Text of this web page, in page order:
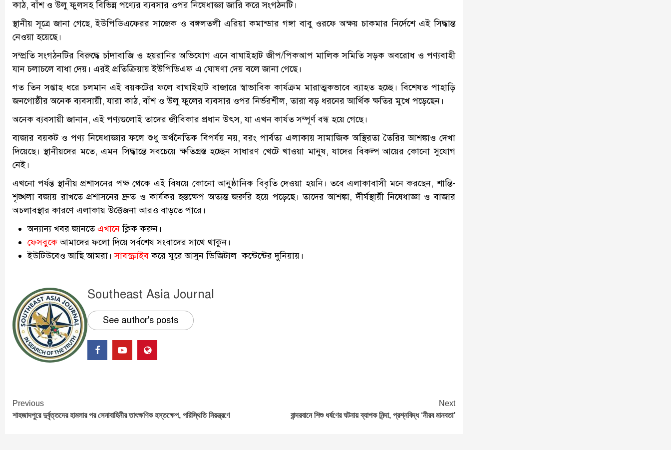
কাঠ, বাঁশ ও উলু ফুলসহ বিভিন্ন পণ্যের ব্যবসার ওপর নিষেধাজ্ঞা জারি করে সংগঠনটি।
স্থানীয় সূত্রে জানা গেছে, ইউপিডিএফেরর সাজেক ও বঙ্গলতলী এরিয়া কমান্ডার গঙ্গা বাবু ওরফে অক্ষয় চাকমার নির্দেশে এই সিদ্ধান্ত
নেওয়া হয়েছে।
সম্প্রতি সংগঠনটির বিরুদ্ধে চাঁদাবাজি ও হয়রানির অভিযোগ এনে বাঘাইহাট জীপ/পিকআপ মালিক সমিতি সড়ক অবরোধ ও পণ্যবাহী
যান চলাচলে বাধা দেয়। এরই প্রতিক্রিয়ায় ইউপিডিএফ এ ঘোষণা দেয় বলে জানা গেছে।
গত তিন সপ্তাহ ধরে চলমান এই বয়কটের ফলে বাঘাইহাট বাজারে স্বাভাবিক কার্যক্রম মারাত্মকভাবে ব্যাহত হচ্ছে। বিশেষত পাহাড়ি
জনগোষ্ঠীর অনেক ব্যবসায়ী, যারা কাঠ, বাঁশ ও উলু ফুলের ব্যবসার ওপর নির্ভরশীল, তারা বড় ধরনের আর্থিক ক্ষতির মুখে পড়েছেন।
অনেক ব্যবসায়ী জানান, এই পণ্যগুলোই তাদের জীবিকার প্রধান উৎস, যা এখন কার্যত সম্পূর্ণ বন্ধ হয়ে গেছে।
বাজার বয়কট ও পণ্য নিষেধাজ্ঞার ফলে শুধু অর্থনৈতিক বিপর্যয় নয়, বরং পার্বত্য এলাকায় সামাজিক অস্থিরতা তৈরির আশঙ্কাও দেখা
দিয়েছে। স্থানীয়দের মতে, এমন সিদ্ধান্তে সবচেয়ে ক্ষতিগ্রস্ত হচ্ছেন সাধারণ খেটে খাওয়া মানুষ, যাদের বিকল্প আয়ের কোনো সুযোগ
নেই।
এখনো পর্যন্ত স্থানীয় প্রশাসনের পক্ষ থেকে এই বিষয়ে কোনো আনুষ্ঠানিক বিবৃতি দেওয়া হয়নি। তবে এলাকাবাসী মনে করছেন, শান্তি-
শৃঙ্খলা বজায় রাখতে প্রশাসনের দ্রুত ও কার্যকর হস্তক্ষেপ অত্যন্ত জরুরি হয়ে পড়েছে। তাদের আশঙ্কা, দীর্ঘস্থায়ী নিষেধাজ্ঞা ও বাজার
অচলাবস্থার কারণে এলাকায় উত্তেজনা আরও বাড়তে পারে।
অন্যান্য খবর জানতে এখানে ক্লিক করুন।
ফেসবুকেআমাদের ফলো দিয়ে সর্বশেষ সংবাদের সাথে থাকুন।
ইউটিউবেও আছি আমরা। সাবস্ক্রাইব করে ঘুরে আসুন ডিজিটাল কন্টেন্টের দুনিয়ায়।
Southeast Asia Journal
See author's posts
Continue
Reading
Previous
শাহজাদপুরে দুর্বৃত্তদের হামলার পর সেনাবাহিনীর তাৎক্ষণিক হস্তক্ষেপ, পরিস্থিতি নিয়ন্ত্রণে
Next
বান্দরবানে শিশু ধর্ষণের ঘটনায় ব্যাপক নিন্দা, প্রশ্নবিদ্ধ ‘নীরব মানবতা’